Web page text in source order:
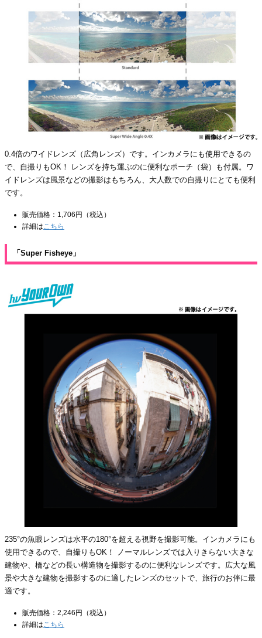
0.4倍のワイドレンズ（広角レンズ）です。インカメラにも使用できるの
で、自撮りもOK！ レンズを持ち運ぶのに便利なポーチ（袋）も付属。ワ
イドレンズは風景などの撮影はもちろん、大人数での自撮りにとても便利
です。
販売価格：1,706円（税込）
詳細はこちら
「Super Fisheye」
235°の魚眼レンズは水平の180°を超える視野を撮影可能。インカメラにも
使用できるので、自撮りもOK！ ノーマルレンズでは入りきらない大きな
建物や、橋などの長い構造物を撮影するのに便利なレンズです。広大な風
景や大きな建物を撮影するのに適したレンズのセットで、旅行のお伴に最
適です。
販売価格：2,246円（税込）
詳細はこちら